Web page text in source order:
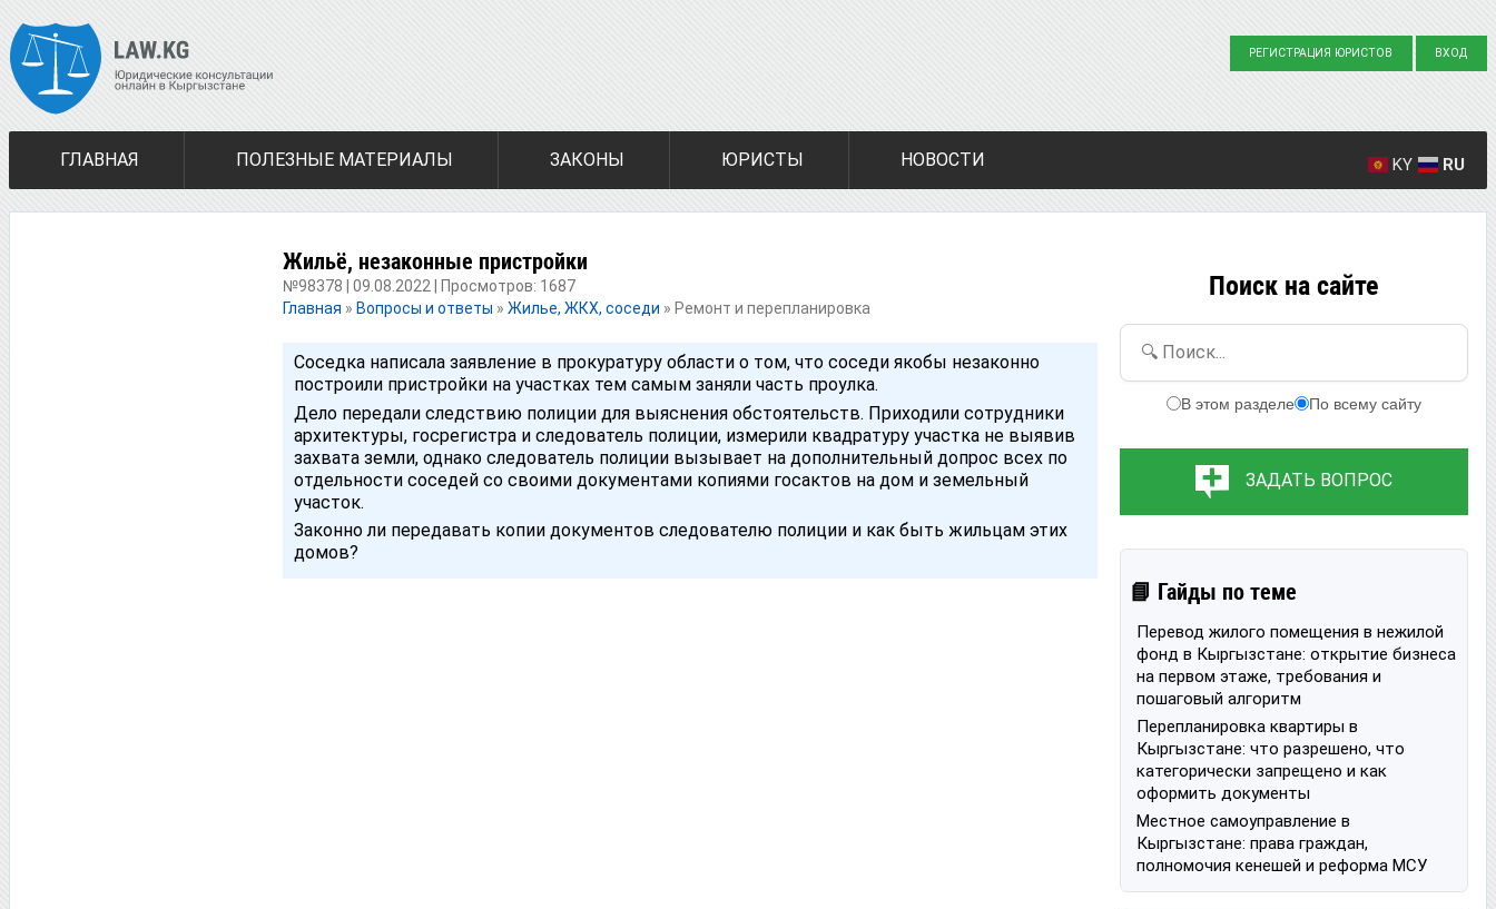
РЕГИСТРАЦИЯ ЮРИСТОВ ВХОД
ГЛАВНАЯ ПОЛЕЗНЫЕ МАТЕРИАЛЫ ЗАКОНЫ ЮРИСТЫ НОВОСТИ KY RU
Жильё, незаконные пристройки
№98378 | 09.08.2022 | Просмотров: 1687
Главная » Вопросы и ответы » Жилье, ЖКХ, соседи » Ремонт и перепланировка
Соседка написала заявление в прокуратуру области о том, что соседи якобы незаконно
построили пристройки на участках тем самым заняли часть проулка.
Дело передали следствию полиции для выяснения обстоятельств. Приходили сотрудники
архитектуры, госрегистра и следователь полиции, измерили квадратуру участка не выявив
захвата земли, однако следователь полиции вызывает на дополнительный допрос всех по
отдельности соседей со своими документами копиями госактов на дом и земельный
участок.
Законно ли передавать копии документов следователю полиции и как быть жильцам этих
домов?
Поиск на сайте
🔍 Поиск...
В этом разделе По всему сайту
ЗАДАТЬ ВОПРОС
📘 Гайды по теме
Перевод жилого помещения в нежилой
фонд в Кыргызстане: открытие бизнеса
на первом этаже, требования и
пошаговый алгоритм
Перепланировка квартиры в
Кыргызстане: что разрешено, что
категорически запрещено и как
оформить документы
Местное самоуправление в
Кыргызстане: права граждан,
полномочия кенешей и реформа МСУ